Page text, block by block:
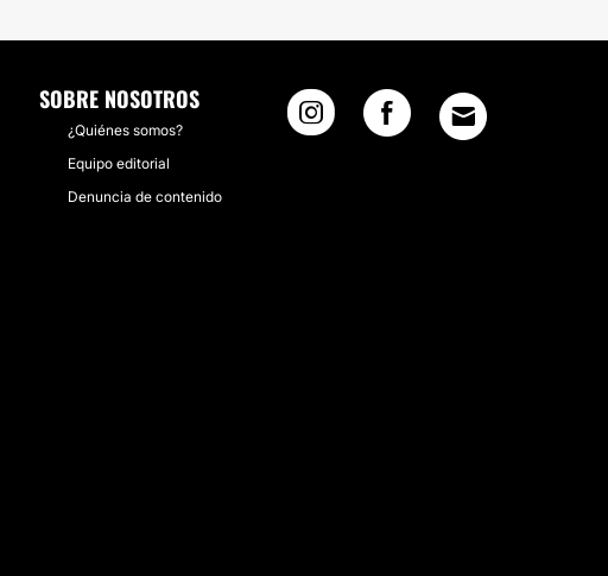
SOBRE NOSOTROS
¿Quiénes somos?
Equipo editorial
Denuncia de contenido